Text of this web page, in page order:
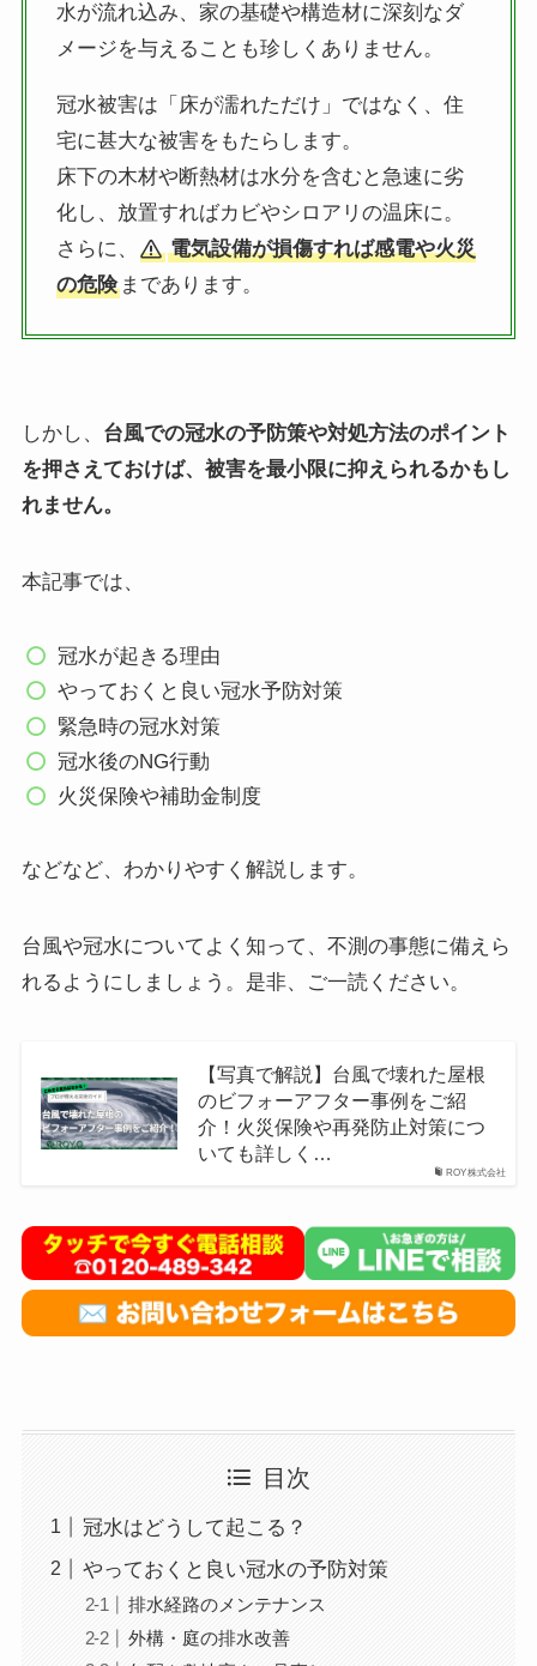
水が流れ込み、家の基礎や構造材に深刻なダ
メージを与えることも珍しくありません。
冠水被害は「床が濡れただけ」ではなく、住
宅に甚大な被害をもたらします。
床下の木材や断熱材は水分を含むと急速に劣
化し、放置すればカビやシロアリの温床に。
さらに、
電気設備が損傷すれば感電や火災
の危険 まであります。
しかし、 台風での冠水の予防策や対処方法のポイント
を押さえておけば、被害を最小限に抑えられるかもし
れません。
本記事では、
冠水が起きる理由
やっておくと良い冠水予防対策
緊急時の冠水対策
冠水後のNG行動
火災保険や補助金制度
などなど、わかりやすく解説します。
台風や冠水についてよく知って、不測の事態に備えら
れるようにしましょう。是非、ご一読ください。
ROY株式会社
【写真で解説】台風で壊れた屋根
のビフォーアフター事例をご紹
介！火災保険や再発防止対策につ
いても詳しく…
目次
冠水はどうして起こる？
やっておくと良い冠水の予防対策
排水経路のメンテナンス
外構・庭の排水改善